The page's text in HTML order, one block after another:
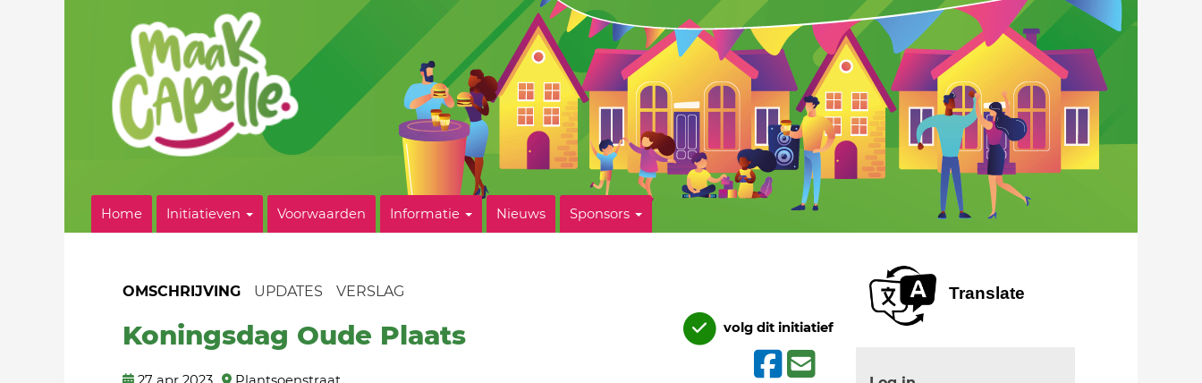
Home Initiatieven Voorwaarden Informatie Nieuws Sponsors
OMSCHRIJVING UPDATES VERSLAG
Koningsdag Oude Plaats volg dit initiatief
Translate